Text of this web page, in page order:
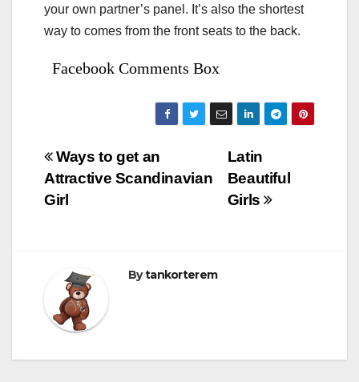
your own partner’s panel. It’s also the shortest
way to comes from the front seats to the back.
Facebook Comments Box
Bejegyzés
navigáció
Latin
Beautiful
Girls
Ways to get an
Attractive Scandinavian
Girl
Bytankorterem